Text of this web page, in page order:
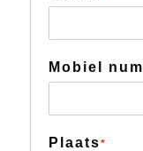
Mobiel
Plaats*